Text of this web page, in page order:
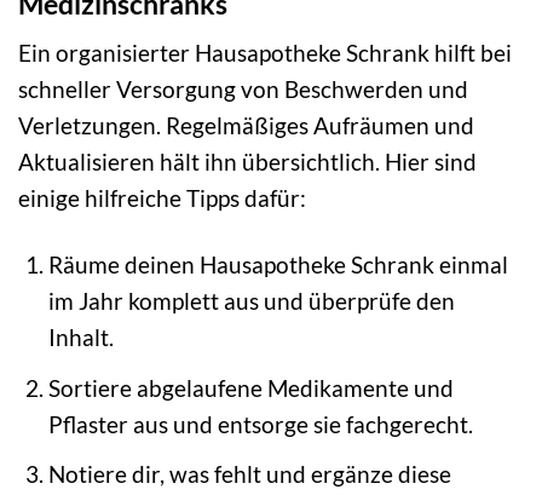
Ein organisierter Hausapotheke Schrank hilft bei
schneller Versorgung von Beschwerden und
Verletzungen. Regelmäßiges Aufräumen und
Aktualisieren hält ihn übersichtlich. Hier sind
einige hilfreiche Tipps dafür:
Räume deinen Hausapotheke Schrank einmal
im Jahr komplett aus und überprüfe den
Inhalt.
Sortiere abgelaufene Medikamente und
Pflaster aus und entsorge sie fachgerecht.
Notiere dir, was fehlt und ergänze diese